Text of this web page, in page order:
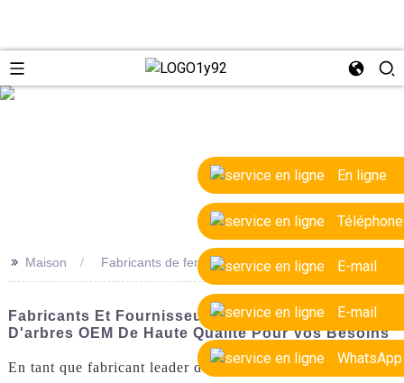
En ligne
Téléphone
E-mail
E-mail
WhatsApp
>> Maison Fabricants de fendeurs d'arbres OEM
Fabricants Et Fournisseurs De Fendeuses
D'arbres OEM De Haute Qualité Pour Vos Besoins
En tant que fabricant leader de fendeuses d'arbres OEM,